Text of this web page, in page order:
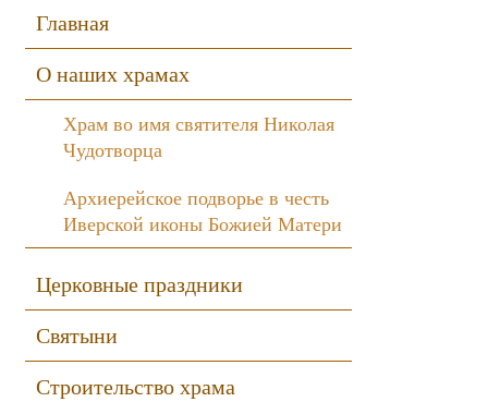
Sidebar
Главная
О наших храмах
Храм во имя святителя Николая
Чудотворца
Архиерейское подворье в честь
Иверской иконы Божией Матери
Церковные праздники
Святыни
Строительство храма